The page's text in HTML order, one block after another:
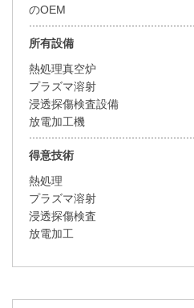
のOEM
所有設備
熱処理真空炉
プラズマ溶射
浸透探傷検査設備
放電加工機
得意技術
熱処理
プラズマ溶射
浸透探傷検査
放電加工